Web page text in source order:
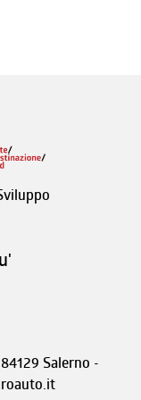
Salerno -